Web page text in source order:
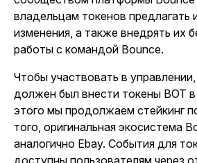
владельцам токенов предлагать
изменения, а также внедрять их
работы с командой Bounce.
Чтобы участвовать в
должен был внести токены BOT
этого мы продолжаем стейкинг
того, оригинальная экосистема
аналогично Ebay. События для
доступны пользователям через